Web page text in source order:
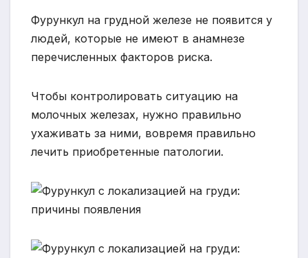
Фурункул на грудной железе не появится у
людей, которые не имеют в анамнезе
перечисленных факторов риска.
Чтобы контролировать ситуацию на
молочных железах, нужно правильно
ухаживать за ними, вовремя правильно
лечить приобретенные патологии.